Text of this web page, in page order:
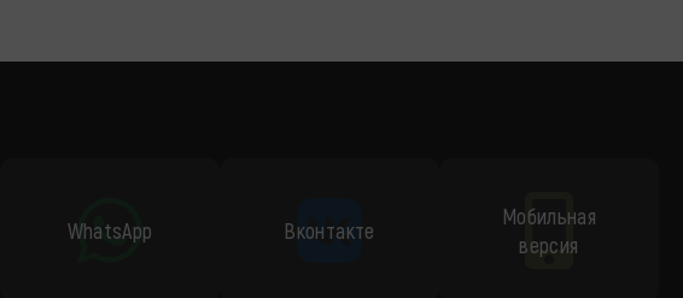
WhatsApp Вконтакте
Мобильная
версия